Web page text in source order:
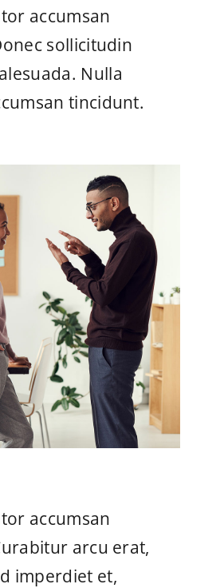
accumsan
sollicitudin
Nulla
tincidunt.
accumsan
arcu erat,
imperdiet et,